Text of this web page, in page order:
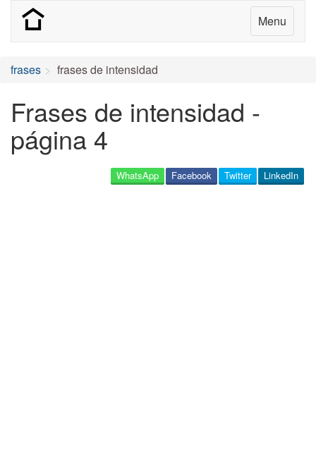
Menu
frases frases de intensidad
Frases de intensidad -
página 4
LinkedIn
Twitter
Facebook
WhatsApp